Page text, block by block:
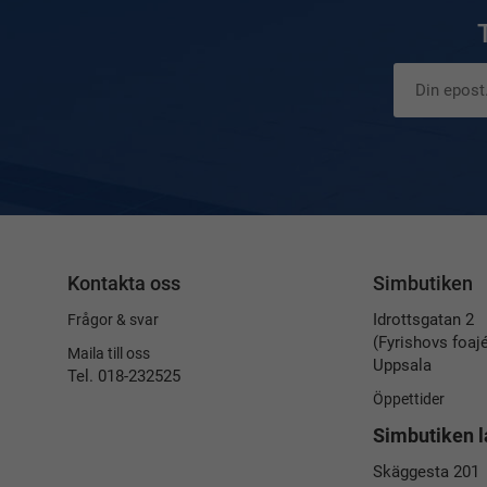
Kontakta oss
Frågor & svar
Maila till oss
Tel. 018-232525
Simbutiken
Idrottsgatan 2
(Fyrishovs
Uppsala
Öppettider
Simbutiken
Skäggesta 201